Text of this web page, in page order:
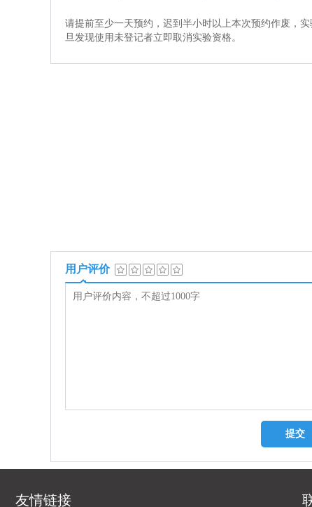
请提前至少一天预约，迟到半小时以上本次预约作废，
旦发现使用未登记者立即取消实验资格。
用户评价
友情链接